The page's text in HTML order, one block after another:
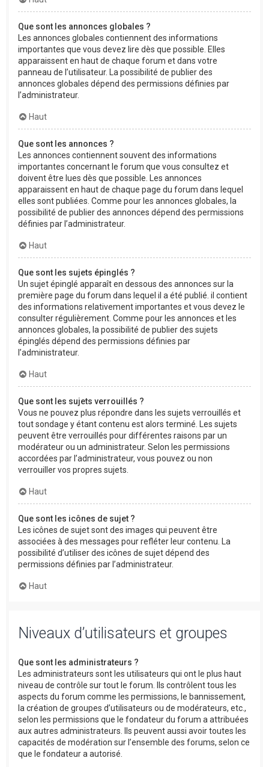
Que sont les annonces globales ?
Les annonces globales contiennent des informations
importantes que vous devez lire dès que possible. Elles
apparaissent en haut de chaque forum et dans votre
panneau de l’utilisateur. La possibilité de publier des
annonces globales dépend des permissions définies par
l’administrateur.
Haut
Que sont les annonces ?
Les annonces contiennent souvent des informations
importantes concernant le forum que vous consultez et
doivent être lues dès que possible. Les annonces
apparaissent en haut de chaque page du forum dans lequel
elles sont publiées. Comme pour les annonces globales, la
possibilité de publier des annonces dépend des permissions
définies par l’administrateur.
Haut
Que sont les sujets épinglés ?
Un sujet épinglé apparaît en dessous des annonces sur la
première page du forum dans lequel il a été publié. il contient
des informations relativement importantes et vous devez le
consulter régulièrement. Comme pour les annonces et les
annonces globales, la possibilité de publier des sujets
épinglés dépend des permissions définies par
l’administrateur.
Haut
Que sont les sujets verrouillés ?
Vous ne pouvez plus répondre dans les sujets verrouillés et
tout sondage y étant contenu est alors terminé. Les sujets
peuvent être verrouillés pour différentes raisons par un
modérateur ou un administrateur. Selon les permissions
accordées par l’administrateur, vous pouvez ou non
verrouiller vos propres sujets.
Haut
Que sont les icônes de sujet ?
Les icônes de sujet sont des images qui peuvent être
associées à des messages pour refléter leur contenu. La
possibilité d’utiliser des icônes de sujet dépend des
permissions définies par l’administrateur.
Haut
Niveaux d’utilisateurs et groupes
Que sont les administrateurs ?
Les administrateurs sont les utilisateurs qui ont le plus haut
niveau de contrôle sur tout le forum. Ils contrôlent tous les
aspects du forum comme les permissions, le bannissement,
la création de groupes d’utilisateurs ou de modérateurs, etc.,
selon les permissions que le fondateur du forum a attribuées
aux autres administrateurs. Ils peuvent aussi avoir toutes les
capacités de modération sur l’ensemble des forums, selon ce
que le fondateur a autorisé.